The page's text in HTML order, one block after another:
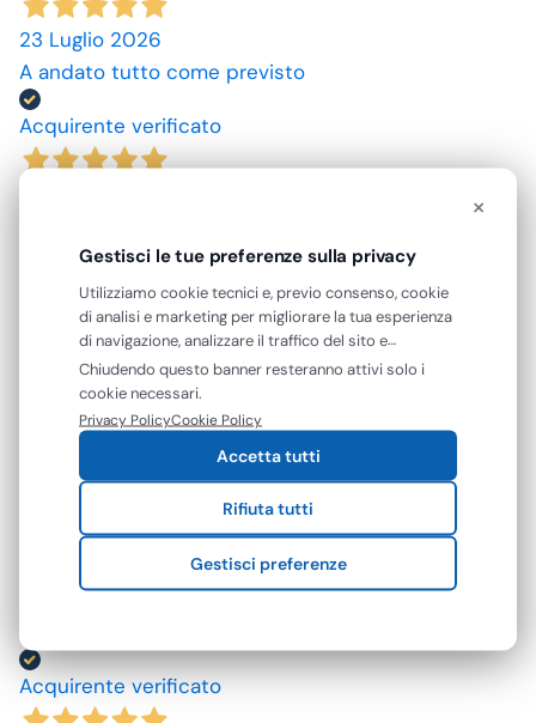
23 Luglio 2026
A andato tutto come previsto
Acquirente verificato
grazie. prezzi convenienti.
Acquirente verificato
09 Luglio 2026
ottimo prodotto.
Acquirente verificato
25 Giugno 2026
Mi aspettavo degli asciugamani più grandi e più
assorbenti. Però non male se si potesse avere le
Acquirente verificato
×
Gestisci le tue preferenze sulla privacy
Utilizziamo cookie tecnici e, previo consenso, cookie
di analisi e marketing per migliorare la tua esperienza
di navigazione, analizzare il traffico del sito e
mostrarti contenuti e pubblicità personalizzati. Puoi
accettare tutti i cookie oppure gestire le tue
preferenze. Puoi modificare o revocare il consenso in
qualsiasi momento.
Chiudendo questo banner resteranno attivi solo i
cookie necessari.
Privacy PolicyCookie Policy
Accetta tutti
Rifiuta tutti
Gestisci preferenze